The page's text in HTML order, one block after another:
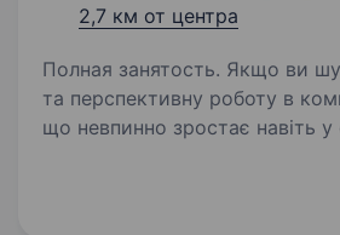
2,7 км от центра
Полная занятость. Якщо ви шукаєте стабільну
та перспективну роботу в
що невпинно зростає навіть у